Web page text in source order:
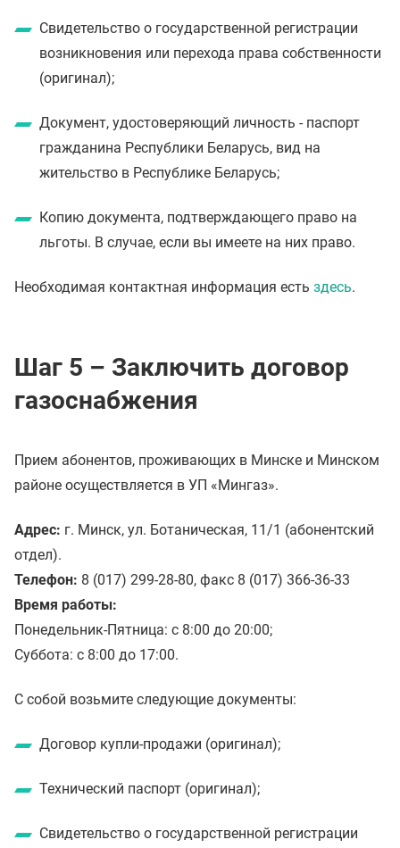
Свидетельство о государственной регистрации
возникновения или перехода права собственности
(оригинал);
Документ, удостоверяющий личность - паспорт
гражданина Республики Беларусь, вид на
жительство в Республике Беларусь;
Копию документа, подтверждающего право на
льготы. В случае, если вы имеете на них право.
Необходимая контактная информация есть здесь.
Шаг 5 – Заключить договор
газоснабжения
Прием абонентов, проживающих в Минске и Минском
районе осуществляется в УП «Мингаз».
Адрес: г. Минск, ул. Ботаническая, 11/1 (абонентский
отдел).
Телефон: 8 (017) 299-28-80, факс 8 (017) 366-36-33
Время работы:
Понедельник-Пятница: с 8:00 до 20:00;
Суббота: с 8:00 до 17:00.
С собой возьмите следующие документы:
Договор купли-продажи (оригинал);
Технический паспорт (оригинал);
Свидетельство о государственной регистрации